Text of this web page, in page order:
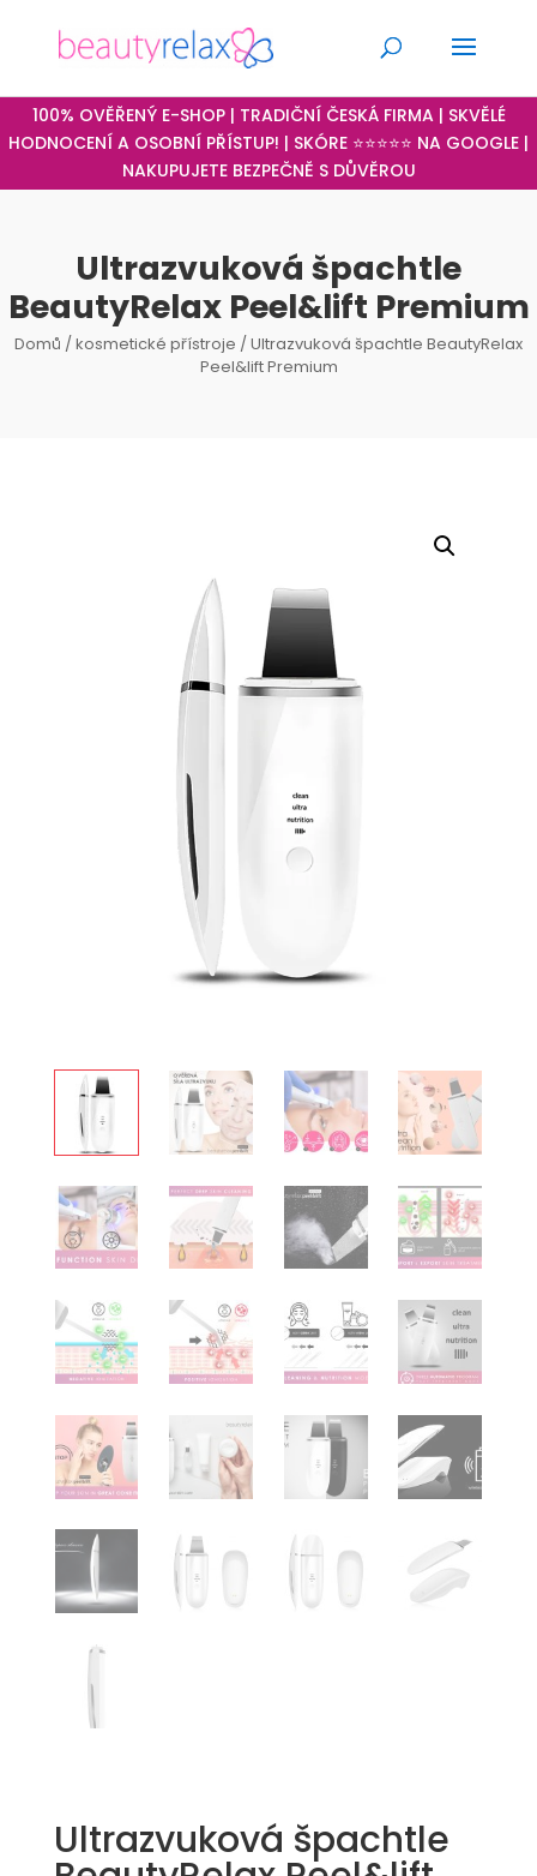
100% OVĚŘENÝ E-SHOP | TRADIČNÍ ČESKÁ FIRMA | SKVĚLÉ
HODNOCENÍ A OSOBNÍ PŘÍSTUP! | SKÓRE ⭐⭐⭐⭐⭐ NA GOOGLE |
NAKUPUJETE BEZPEČNĚ S DŮVĚROU
Ultrazvuková špachtle
BeautyRelax Peel&lift Premium
Domů /kosmetické přístroje / Ultrazvuková špachtle BeautyRelax
Peel&lift Premium
Ultrazvuková špachtle